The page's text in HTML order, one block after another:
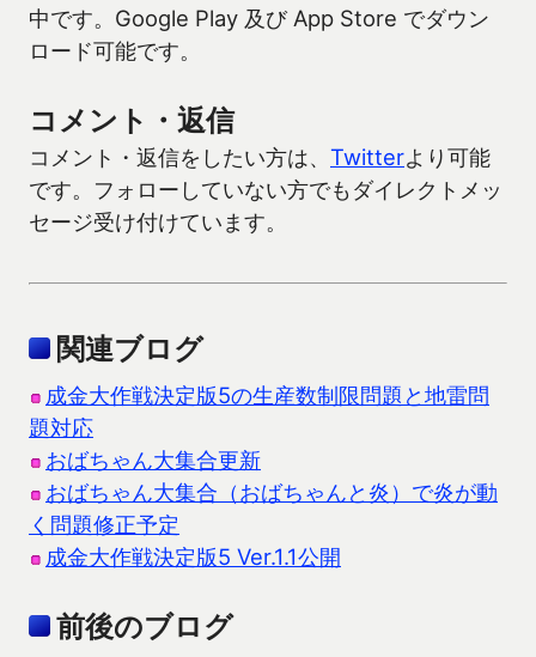
中です。Google Play 及び App Store でダウン
ロード可能です。
コメント・返信
コメント・返信をしたい方は、 Twitterより可能
です。フォローしていない方でもダイレクトメッ
セージ受け付けています。
関連ブログ
成金大作戦決定版5の生産数制限問題と地雷問
題対応
おばちゃん大集合更新
おばちゃん大集合（おばちゃんと炎）で炎が動
く問題修正予定
成金大作戦決定版5 Ver.1.1公開
前後のブログ